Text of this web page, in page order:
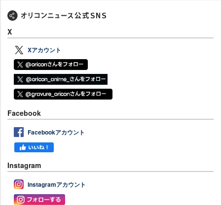
X
Xアカウント
Facebook
Facebookアカウント
Instagram
Instagramアカウント